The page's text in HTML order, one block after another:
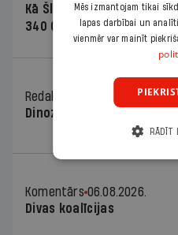
Kā Šlesera partija palika
340 000 vērtu reklāmas
Redaktores sleja
06.08.2026.
Dinozaura triks
Komentārs 06.08.2026.
Divas koalīcijas
Mēs izmantojam tikai
lapas darbībai un
vienmēr var mainīt
RĀDĪT